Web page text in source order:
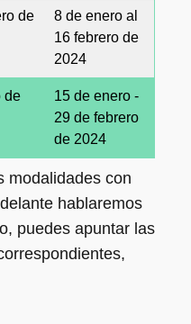
de
8 de enero al
16 febrero de
2024
de
15 de enero -
29 de febrero
de 2024
modalidades con
hablaremos
puedes apuntar las